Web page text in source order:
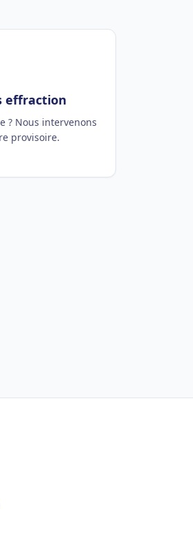
effraction
? Nous intervenons
provisoire.